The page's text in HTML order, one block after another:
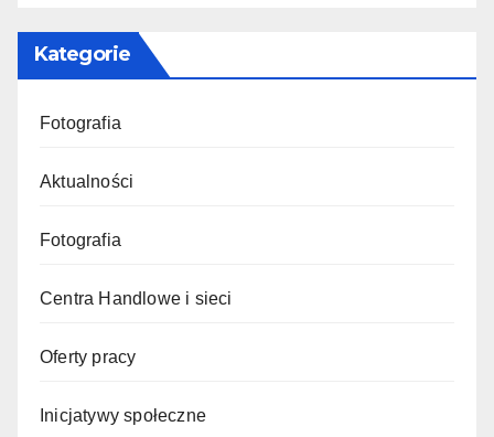
Kategorie
Fotografia
Aktualności
Fotografia
Centra Handlowe i sieci
Oferty pracy
Inicjatywy społeczne